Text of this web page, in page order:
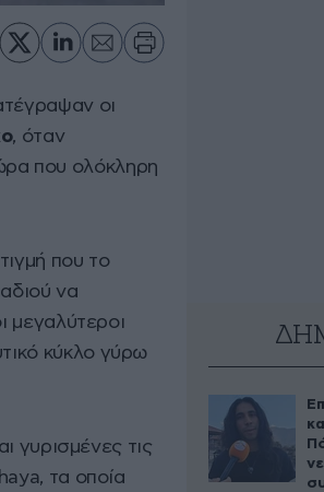
οι
, όταν
που ολόκληρη
που το
να
μεγαλύτεροι
κύκλο γύρω
γυρισμένες τις
τα οποία